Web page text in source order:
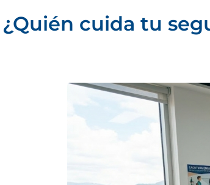
¿Quién cuida tu